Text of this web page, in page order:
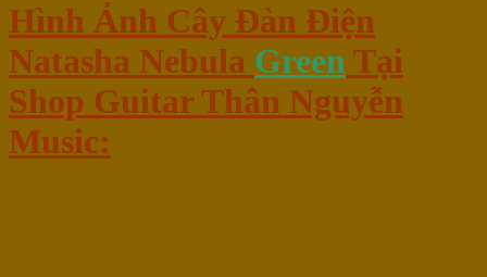
Hình Ảnh Cây Đàn Điện
Natasha Nebula GreenTại
Shop Guitar Thân Nguyễn
Music: